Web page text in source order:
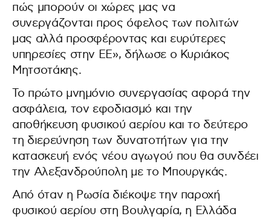
πώς μπορούν οι χώρες μας να
συνεργάζονται προς όφελος των πολιτών
μας αλλά προσφέροντας και ευρύτερες
υπηρεσίες στην ΕΕ», δήλωσε ο Κυριάκος
Μητσοτάκης.
Το πρώτο μνημόνιο συνεργασίας αφορά την
ασφάλεια, τον εφοδιασμό και την
αποθήκευση φυσικού αερίου και το δεύτερο
τη διερεύνηση των δυνατοτήτων για την
κατασκευή ενός νέου αγωγού που θα συνδέει
την Αλεξανδρούπολη με το Μπουργκάς.
Από όταν η Ρωσία διέκοψε την παροχή
φυσικού αερίου στη Βουλγαρία, η Ελλάδα